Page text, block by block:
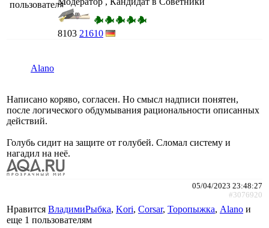
8103 21610
Alano
Написано коряво, согласен. Но смысл надписи понятен,
после логического обдумывания рациональности описанных
действий.
Голубь сидит на защите от голубей. Сломал систему и
нагадил на неё.
05/04/2023 23:48:27
#3076920
Нравится ВладимиРыбка, Kori, Corsar, Торопыжка, Alano и
еще 1 пользователям